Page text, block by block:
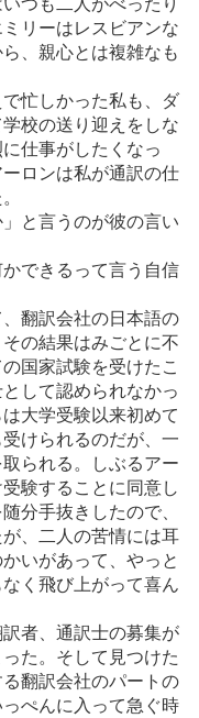
リーはレスビアンな
、親心とは複雑なも
忙しかった私も、ダ
校の送り迎えをしな
仕事がしたくなっ
ロンは私が通訳の仕
と言うのが彼の言い
できるって言う自信
翻訳会社の日本語の
の結果はみごとに不
国家試験を受けたこ
して認められなかっ
大学受験以来初めて
けられるのだが、一
られる。しぶるアー
験することに同意し
分手抜きしたので、
、二人の苦情には耳
いがあって、やっと
く飛び上がって喜ん
者、通訳士の募集が
た。そして見つけた
翻訳会社のパートの
ぺんに入って急ぐ時